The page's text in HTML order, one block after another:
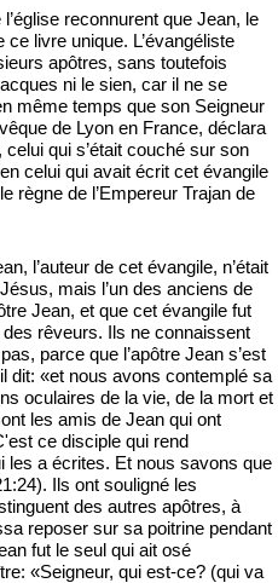
reconnurent que Jean, le
livre unique. L’évangéliste
apôtres, sans toutefois
ni le sien, car il ne se
même temps que son Seigneur
de Lyon en France, déclara
qui s’était couché sur son
celui qui avait écrit cet évangile
règne de l’Empereur Trajan de
l’auteur de cet évangile, n’était
mais l’un des anciens de
Jean, et que cet évangile fut
rêveurs. Ils ne connaissent
parce que l’apôtre Jean s’est
dit: «et nous avons contemplé sa
oculaires de la vie, de la mort et
les amis de Jean qui ont
ce disciple qui rend
les a écrites. Et nous savons que
Ils ont souligné les
des autres apôtres, à
reposer sur sa poitrine pendant
fut le seul qui ait osé
«Seigneur, qui est-ce? (qui va